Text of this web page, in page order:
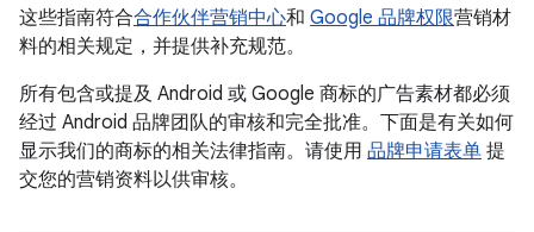
这些指南符合合作伙伴营销中心和 Google 品牌权限营销材
料的相关规定，并提供补充规范。
所有包含或提及 Android 或 Google 商标的广告素材都必须
经过 Android 品牌团队的审核和完全批准。下面是有关如何
显示我们的商标的相关法律指南。请使用 品牌申请表单 提
交您的营销资料以供审核。